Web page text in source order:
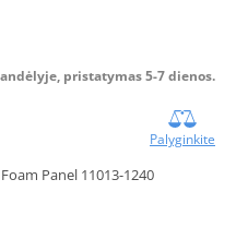
pristatymas 5-7 dienos.
Palyginkite
Panel 11013-1240